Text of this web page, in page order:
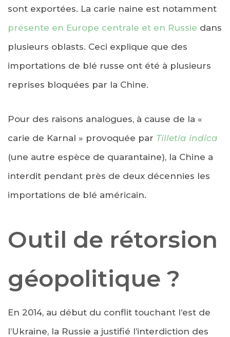
sont exportées. La carie naine est notamment
présente en Europe centrale et en Russie dans
plusieurs oblasts. Ceci explique que des
importations de blé russe ont été à plusieurs
reprises bloquées par la Chine.
Pour des raisons analogues, à cause de la «
carie de Karnal » provoquée par Tilletia indica
(une autre espèce de quarantaine), la Chine a
interdit pendant près de deux décennies les
importations de blé américain.
Outil de rétorsion
géopolitique ?
En 2014, au début du conflit touchant l’est de
l’Ukraine, la Russie a justifié l’interdiction des